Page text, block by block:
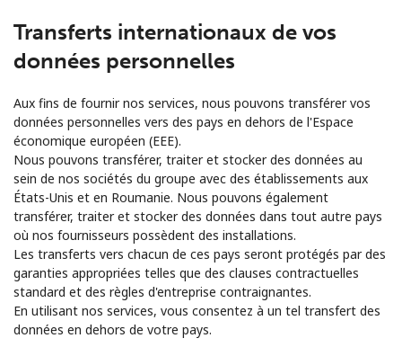
Transferts internationaux de vos
données personnelles
Aux fins de fournir nos services, nous pouvons transférer vos
données personnelles vers des pays en dehors de l'Espace
économique européen (EEE).
Nous pouvons transférer, traiter et stocker des données au
sein de nos sociétés du groupe avec des établissements aux
États-Unis et en Roumanie. Nous pouvons également
transférer, traiter et stocker des données dans tout autre pays
où nos fournisseurs possèdent des installations.
Les transferts vers chacun de ces pays seront protégés par des
garanties appropriées telles que des clauses contractuelles
standard et des règles d'entreprise contraignantes.
En utilisant nos services, vous consentez à un tel transfert des
données en dehors de votre pays.